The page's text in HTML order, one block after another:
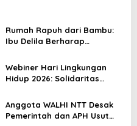
Rumah Rapuh dari Bambu:
Ibu Delila Berharap
Dinas Sosial
Webiner Hari Lingkungan
Hidup 2026: Solidaritas
Soroti Dampak Krisis Iklim
dan Ruang hidup di NTT
Anggota WALHI NTT Desak
Pemerintah dan APH Usut